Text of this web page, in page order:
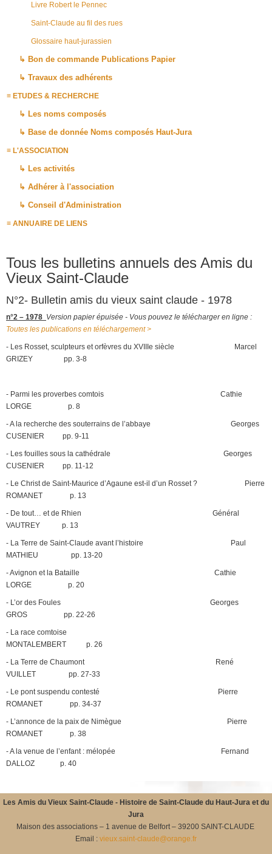
Livre Robert le Pennec
Saint-Claude au fil des rues
Glossaire haut-jurassien
↳ Bon de commande Publications Papier
↳ Travaux des adhérents
≡ ETUDES & RECHERCHE
↳ Les noms composés
↳ Base de donnée Noms composés Haut-Jura
≡ L'ASSOCIATION
↳ Les activités
↳ Adhérer à l'association
↳ Conseil d'Administration
≡ ANNUAIRE DE LIENS
Tous les bulletins annuels des Amis du
Vieux Saint-Claude
N°2- Bulletin amis du vieux saint claude - 1978
n°2 – 1978 Version papier épuisée - Vous pouvez le télécharger en ligne :
Toutes les publications en téléchargement >
- Les Rosset, sculpteurs et orfèvres du XVIIIe siècle Marcel
GRIZEY pp. 3-8
- Parmi les proverbes comtois Cathie
LORGE p. 8
- A la recherche des souterrains de l’abbaye Georges
CUSENIER pp. 9-11
- Les fouilles sous la cathédrale Georges
CUSENIER pp. 11-12
- Le Christ de Saint-Maurice d’Agaune est-il d’un Rosset ? Pierre
ROMANET p. 13
- De tout… et de Rhien Général
VAUTREY p. 13
- La Terre de Saint-Claude avant l’histoire Paul
MATHIEU pp. 13-20
- Avignon et la Bataille Cathie
LORGE p. 20
- L’or des Foules Georges
GROS pp. 22-26
- La race comtoise
MONTALEMBERT p. 26
- La Terre de Chaumont René
VUILLET pp. 27-33
- Le pont suspendu contesté Pierre
ROMANET pp. 34-37
- L’annonce de la paix de Nimègue Pierre
ROMANET p. 38
- A la venue de l’enfant : mélopée Fernand
DALLOZ p. 40
Les Amis du Vieux Saint-Claude - Histoire de Saint-Claude du Haut-Jura et du
Jura
Maison des associations – 1 avenue de Belfort – 39200 SAINT-CLAUDE
Email : vieux.saint-claude@orange.fr